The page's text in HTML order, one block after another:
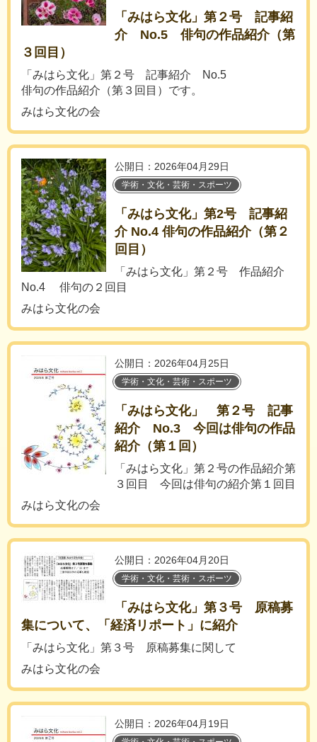
「みはら文化」第２号 記事紹
介 No.5 俳句の作品紹介（第
３回目）
「みはら文化」第２号 記事紹介 No.5
俳句の作品紹介（第３回目）です。
みはら文化の会
公開日：2026年04月29日
学術・文化・芸術・スポーツ
「みはら文化」第2号 記事紹
介 No.4 俳句の作品紹介（第２
回目）
「みはら文化」第２号 作品紹介
No.4 俳句の２回目
みはら文化の会
公開日：2026年04月25日
学術・文化・芸術・スポーツ
「みはら文化」 第２号 記事
紹介 No.3 今回は俳句の作品
紹介（第１回）
「みはら文化」第２号の作品紹介第
３回目 今回は俳句の紹介第１回目
みはら文化の会
公開日：2026年04月20日
学術・文化・芸術・スポーツ
「みはら文化」第３号 原稿募
集について、「経済リポート」に紹介
「みはら文化」第３号 原稿募集に関して
みはら文化の会
公開日：2026年04月19日